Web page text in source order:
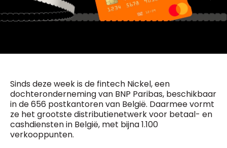
Sinds deze week is de fintech Nickel, een
dochteronderneming van BNP Paribas, beschikbaar
in de 656 postkantoren van België. Daarmee vormt
ze het grootste distributienetwerk voor betaal- en
cashdiensten in België, met bijna 1.100
verkooppunten.
Fred Bouchar
0498 88 64 89
Chief Editor
g.byl@mm.be
Chief Editor
Damien Lemaire
0477 37 31 65
d.lemaire@mm.be
Freemium
1 x week
MM Brunch
1 x week
MM Tech
10 x year
MM Best of
Research
10 x year
MM Blue